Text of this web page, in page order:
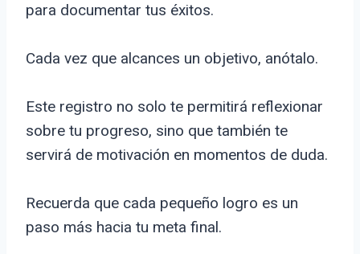
para documentar tus éxitos.
Cada vez que alcances un objetivo, anótalo.
Este registro no solo te permitirá reflexionar
sobre tu progreso, sino que también te
servirá de motivación en momentos de duda.
Recuerda que cada pequeño logro es un
paso más hacia tu meta final.